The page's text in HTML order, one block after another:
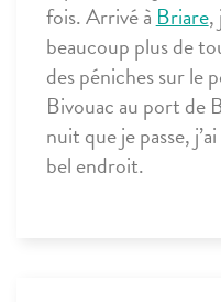
fois. Arrivé àBriare,
beaucoup plus de
des péniches sur le
Bivouac au port de
nuit que je passe,
bel endroit.